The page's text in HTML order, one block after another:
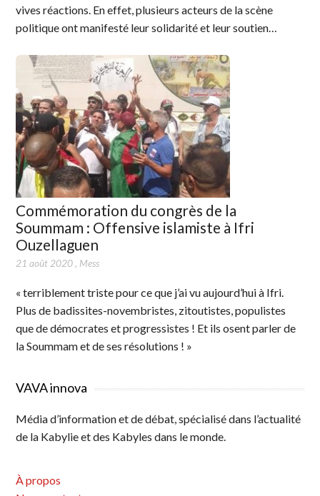
vives réactions. En effet, plusieurs acteurs de la scène
politique ont manifesté leur solidarité et leur soutien…
Commémoration du congrès de la
Soummam : Offensive islamiste à Ifri
Ouzellaguen
21 août 2020, Mess
« terriblement triste pour ce que j’ai vu aujourd’hui à Ifri.
Plus de badissites-novembristes, zitoutistes, populistes
que de démocrates et progressistes ! Et ils osent parler de
la Soummam et de ses résolutions ! »
VAVA innova
Média d’information et de débat, spécialisé dans l’actualité
de la Kabylie et des Kabyles dans le monde.
À propos